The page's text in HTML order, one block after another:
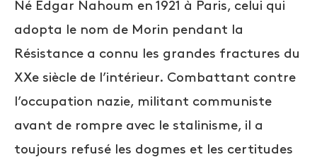
Né Edgar Nahoum en 1921 à Paris, celui qui
adopta le nom de Morin pendant la
Résistance a connu les grandes fractures du
XXe siècle de l’intérieur. Combattant contre
l’occupation nazie, militant communiste
avant de rompre avec le stalinisme, il a
toujours refusé les dogmes et les certitudes